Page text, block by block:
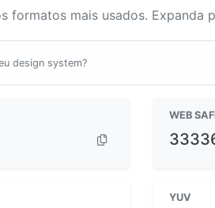
formatos mais usados. Expanda
design system?
WEB
YUV